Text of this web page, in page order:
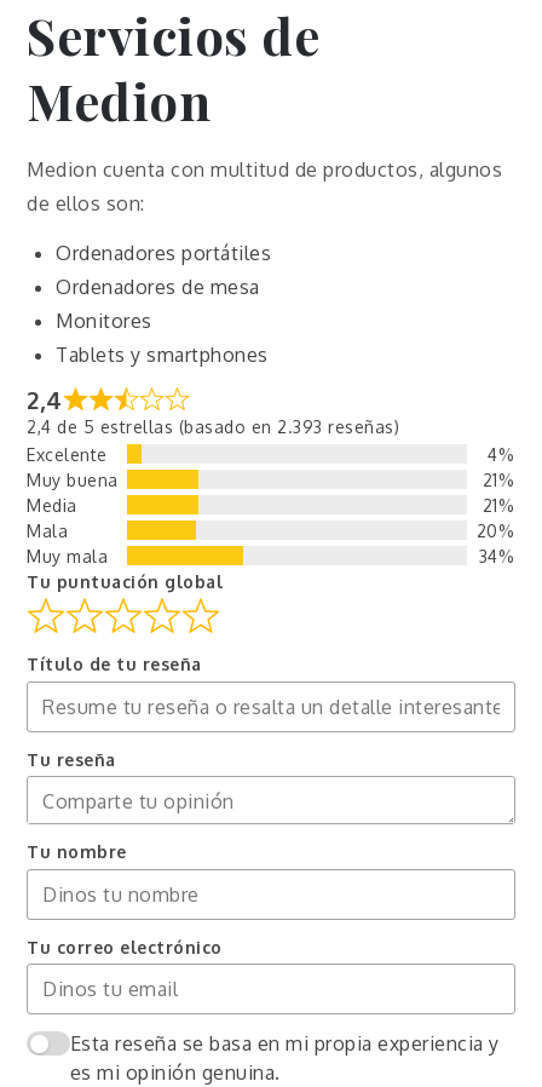
Servicios de
Medion
Medion cuenta con multitud de productos, algunos
de ellos son:
Ordenadores portátiles
Ordenadores de mesa
Monitores
Tablets y smartphones
2,4
2,4 de 5 estrellas (basado en 2.393 reseñas)
Excelente
4%
Muy buena
21%
Media
21%
Mala
20%
Muy mala
34%
Tu puntuación global
Título de tu reseña
Tu reseña
Tu nombre
Tu correo electrónico
Esta reseña se basa en mi propia experiencia y
es mi opinión genuina.